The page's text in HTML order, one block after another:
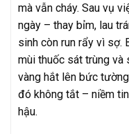
mà vẫn cháy. Sau vụ
ngày – thay bỉm, lau
sinh còn run rẩy vì sợ.
mùi thuốc sát trùng và
vàng hắt lên bức
đó không tắt – niềm
hậu.